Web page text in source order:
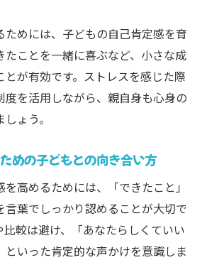
ためには、子どもの自己肯定感を育
たことを一緒に喜ぶなど、小さな成
が有効です。ストレスを感じた際
度を活用しながら、親自身も心身の
ょう。
めの子どもとの向き合い方
高めるためには、「できたこと」
言葉でしっかり認めることが大切で
較は避け、「あなたらしくていい
といった肯定的な声かけを意識しま